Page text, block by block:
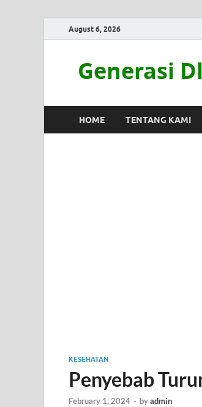
August 6, 2026
Generasi
HOME TENTANG KAMI
KESEHATAN
Penyebab
February 1, 2024 - byadmin